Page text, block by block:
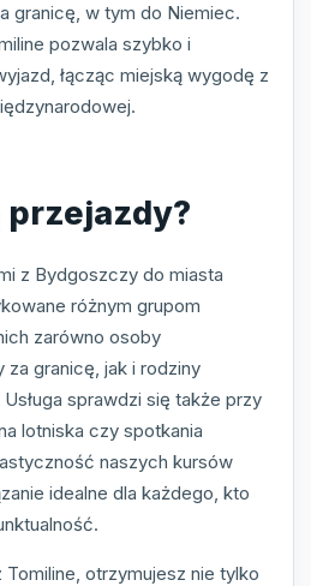
granicę, w tym do Niemiec.
pozwala szybko i
łącząc miejską wygodę z
przejazdy?
z Bydgoszczy do miasta
różnym grupom
zarówno osoby
granicę, jak i rodziny
sprawdzi się także przy
lotniska czy spotkania
naszych kursów
idealne dla każdego, kto
otrzymujesz nie tylko